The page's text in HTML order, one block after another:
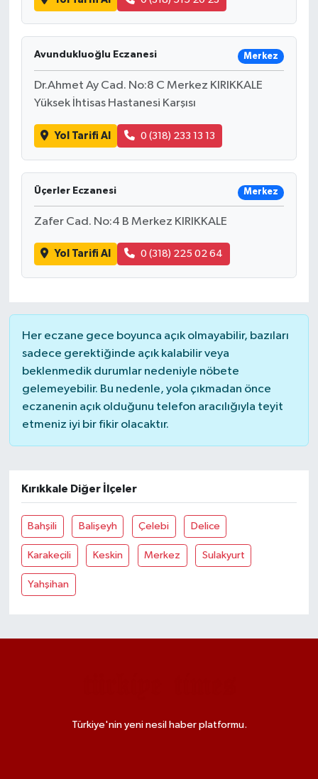
Avundukluoğlu Eczanesi Merkez
Dr.Ahmet Ay Cad. No:8 C Merkez KIRIKKALE
Yüksek İhtisas Hastanesi Karşısı
Yol Tarifi Al 0 (318) 233 13 13
Üçerler Eczanesi Merkez
Zafer Cad. No:4 B Merkez KIRIKKALE
Yol Tarifi Al 0 (318) 225 02 64
Her eczane gece boyunca açık olmayabilir, bazıları
sadece gerektiğinde açık kalabilir veya
beklenmedik durumlar nedeniyle nöbete
gelemeyebilir. Bu nedenle, yola çıkmadan önce
eczanenin açık olduğunu telefon aracılığıyla teyit
etmeniz iyi bir fikir olacaktır.
Kırıkkale Diğer İlçeler
Bahşili Balişeyh Çelebi Delice
Karakeçili Keskin Merkez Sulakyurt
Yahşihan
Türkiye'nin yeni nesil haber platformu.